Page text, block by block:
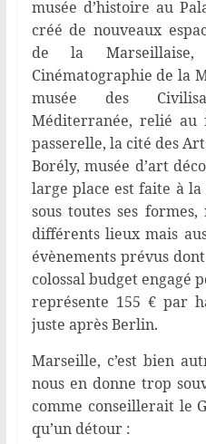
musée d’histoire au
créé de nouveaux
de la
Cinématographie de la
musée des
Méditerranée, relié au
passerelle, la cité des
Borély, musée d’art
large place est faite à
sous toutes ses
différents lieux mais
évènements prévus
colossal budget engagé
représente 155 € par
juste après Berlin.
Marseille, c’est bien
nous en donne trop
comme conseillerait le
qu’un